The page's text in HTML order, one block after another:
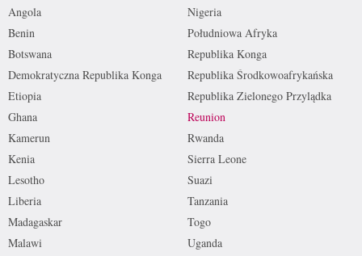
Angola
Benin
Botswana
Demokratyczna Republika Konga
Etiopia
Ghana
Kamerun
Kenia
Lesotho
Liberia
Madagaskar
Malawi
Nigeria
Południowa Afryka
Republika Konga
Republika Środkowoafrykańska
Republika Zielonego Przylądka
Reunion
Rwanda
Sierra Leone
Suazi
Tanzania
Togo
Uganda